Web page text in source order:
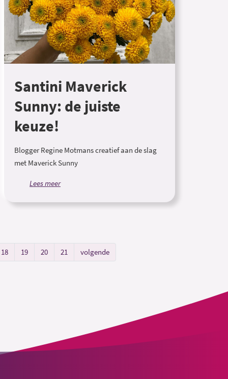
Santini Maverick
Sunny: de juiste
keuze!
Blogger Regine Motmans creatief aan de slag
met Maverick Sunny
Lees meer
18 19 20 21 volgende